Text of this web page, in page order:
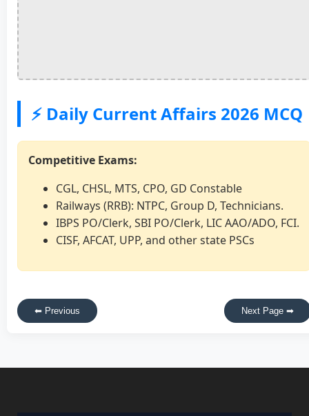
⚡ Daily Current Affairs 2026 MCQ
Competitive Exams:
CGL, CHSL, MTS, CPO, GD Constable
Railways (RRB): NTPC, Group D, Technicians.
IBPS PO/Clerk, SBI PO/Clerk, LIC AAO/ADO, FCI.
CISF, AFCAT, UPP, and other state PSCs
⬅ Previous Next Page ➡